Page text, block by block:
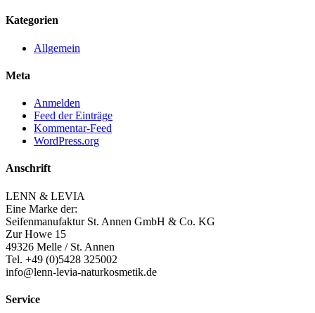
Kategorien
Allgemein
Meta
Anmelden
Feed der Einträge
Kommentar-Feed
WordPress.org
Anschrift
LENN & LEVIA
Eine Marke der:
Seifenmanufaktur St. Annen GmbH & Co. KG
Zur Howe 15
49326 Melle / St. Annen
Tel. +49 (0)5428 325002
info@lenn-levia-naturkosmetik.de
Service